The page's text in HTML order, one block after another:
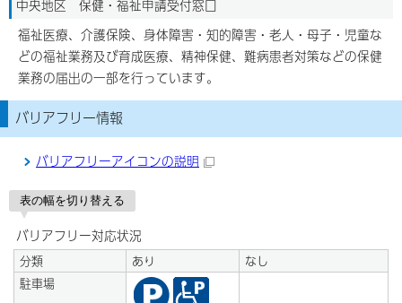
中央地区 保健・福祉申請受付窓口
福祉医療、介護保険、身体障害・知的障害・老人・母子・児童な
どの福祉業務及び育成医療、精神保健、難病患者対策などの保健
業務の届出の一部を行っています。
バリアフリー情報
バリアフリーアイコンの説明
表の幅を切り替える
バリアフリー対応状況
分類 あり
なし
駐車場